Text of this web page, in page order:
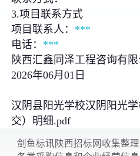
3.项目联系方式
项目联系人： ***
电话： ***
陕西汇鑫同泽工程咨询有限
2026年06月01日
汉阴县阳光学校汉阴阳光
交）明细.pdf
剑鱼标讯陕西招标网收集整